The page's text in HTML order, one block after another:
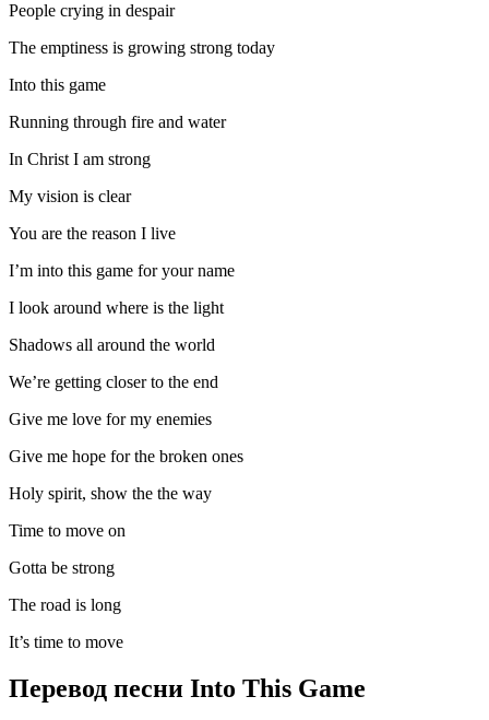
People crying in despair
The emptiness is growing strong today
Into this game
Running through fire and water
In Christ I am strong
My vision is clear
You are the reason I live
I’m into this game for your name
I look around where is the light
Shadows all around the world
We’re getting closer to the end
Give me love for my enemies
Give me hope for the broken ones
Holy spirit, show the the way
Time to move on
Gotta be strong
The road is long
It’s time to move
Перевод песни Into This Game